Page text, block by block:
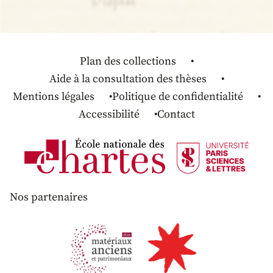
Plan des collections
Aide à la consultation des thèses
Mentions légales
Politique de confidentialité
Accessibilité
Contact
Nos partenaires